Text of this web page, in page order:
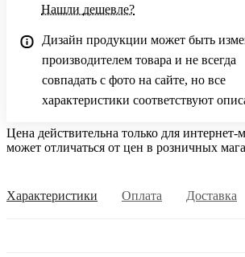
Нашли дешевле?
Дизайн продукции может быть
производителем товара и не всегда
совпадать с фото на сайте, но все
характеристики соответствуют
Цена действительна только для интернет-
может отличаться от цен в розничных
Характеристики Оплата Доставка